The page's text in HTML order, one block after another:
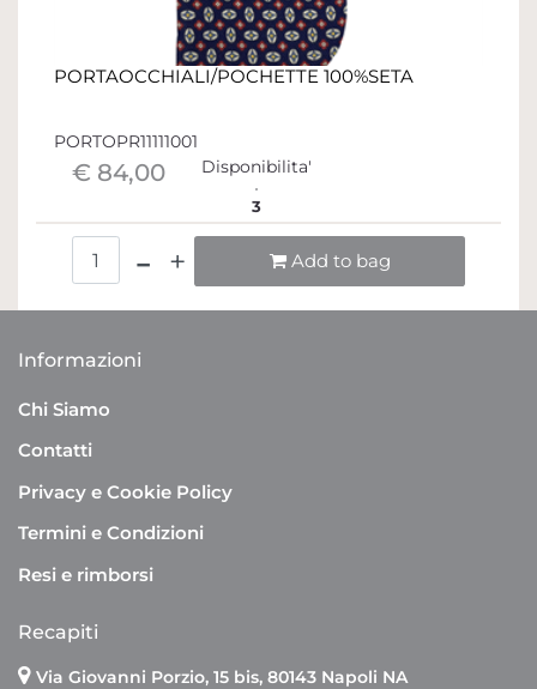
PORTAOCCHIALI/POCHETTE 100%SETA
PORTOPR11111001
€ 84,00 Disponibilita'
3
Add to bag
Informazioni
Chi Siamo
Contatti
Privacy e Cookie Policy
Termini e Condizioni
Resi e rimborsi
Recapiti
Via Giovanni Porzio, 15 bis, 80143 Napoli NA